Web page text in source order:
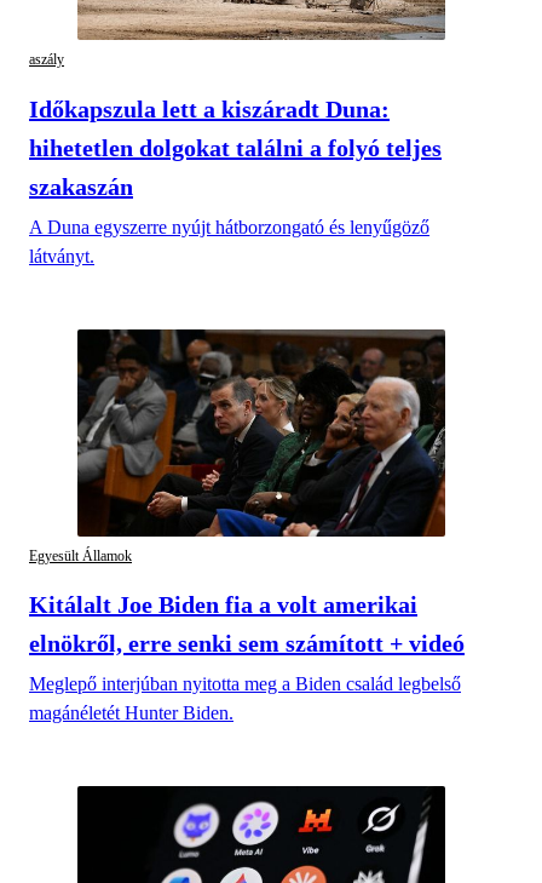
aszály
Időkapszula lett a kiszáradt Duna:
hihetetlen dolgokat találni a folyó teljes
szakaszán
A Duna egyszerre nyújt hátborzongató és lenyűgöző
látványt.
Egyesült Államok
Kitálalt Joe Biden fia a volt amerikai
elnökről, erre senki sem számított + videó
Meglepő interjúban nyitotta meg a Biden család legbelső
magánéletét Hunter Biden.